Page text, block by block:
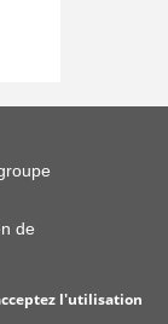
de
l'utilisation